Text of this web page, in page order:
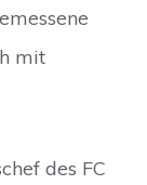
mit
des FC